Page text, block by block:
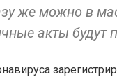
же можно в
акты будут